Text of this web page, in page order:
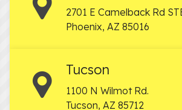
2701 E Camelback Rd
Phoenix, AZ 85016
Tucson
1100 N Wilmot Rd.
Tucson, AZ 85712